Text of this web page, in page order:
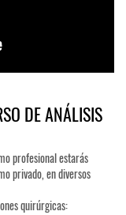
DE ANÁLISIS
profesional estarás
privado, en diversos
quirúrgicas: